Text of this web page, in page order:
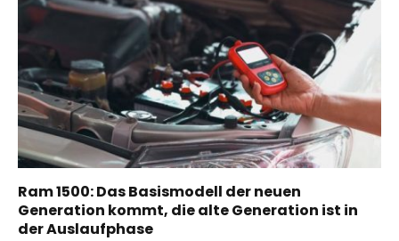
Ram 1500: Das Basismodell der neuen
Generation kommt, die alte Generation ist in
der Auslaufphase